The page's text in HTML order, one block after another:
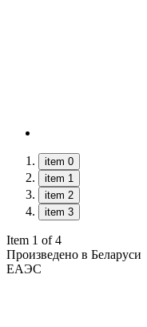
item 0
item 1
item 2
item 3
Item 1 of 4
Произведено в Беларуси
ЕАЭС